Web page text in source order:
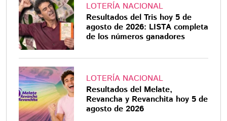
LOTERÍA NACIONAL
Resultados del Tris hoy 5 de
agosto de 2026: LISTA completa
de los números ganadores
LOTERÍA NACIONAL
Resultados del Melate,
Revancha y Revanchita hoy 5 de
agosto de 2026